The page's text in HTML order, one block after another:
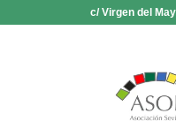
c/ Virgen del